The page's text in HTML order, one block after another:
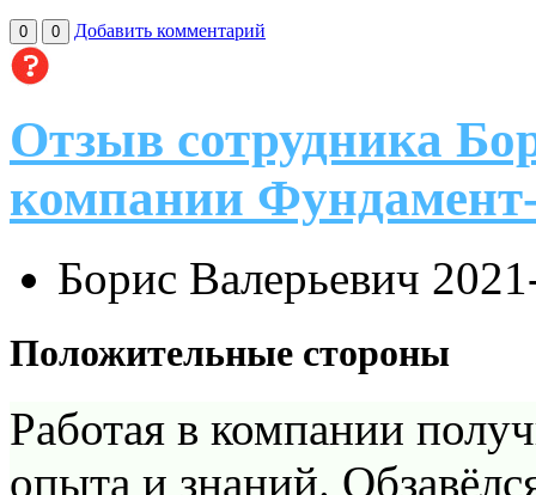
0 0 Добавить комментарий
Отзыв сотрудника
компании
Борис Валерьевич
Положительные стороны
Работая в компании
опыта и знаний.